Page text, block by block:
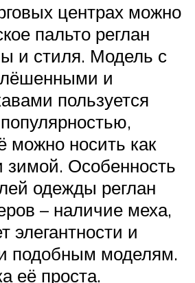
центрах можно
пальто реглан
и стиля. Модель с
и
пользуется
можно носить как
зимой. Особенность
одежды реглан
– наличие меха,
элегантности и
подобным моделям.
её проста.